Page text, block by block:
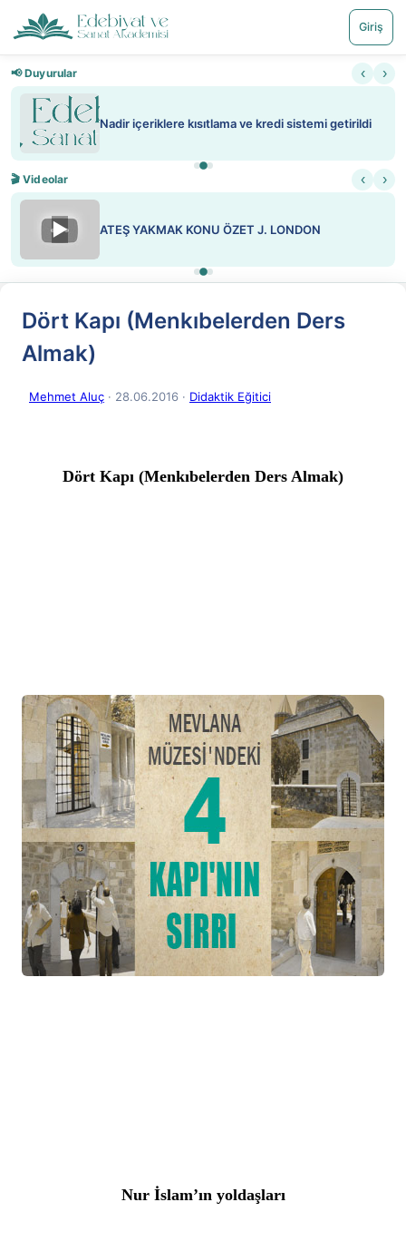
Giriş
📢 Duyurular ‹ ›
Nadir içeriklere kısıtlama ve kredi sistemi getirildi
🎬 Videolar ‹ ›
▶ ATEŞ YAKMAK KONU ÖZET J. LONDON
Dört Kapı (Menkıbelerden Ders
Almak)
Mehmet Aluç · 28.06.2016 · Didaktik Eğitici
Dört Kapı (Menkıbelerden Ders Almak)
Nur İslam’ın yoldaşları